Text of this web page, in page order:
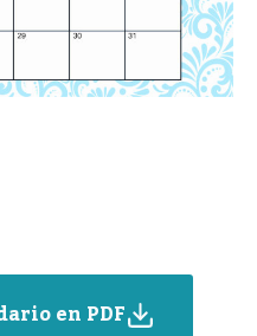
en PDF